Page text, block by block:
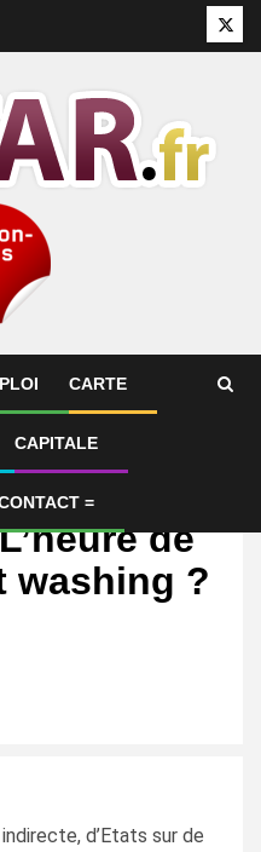
CARTE
CAPITALE
=
de
washing ?
d’Etats sur de